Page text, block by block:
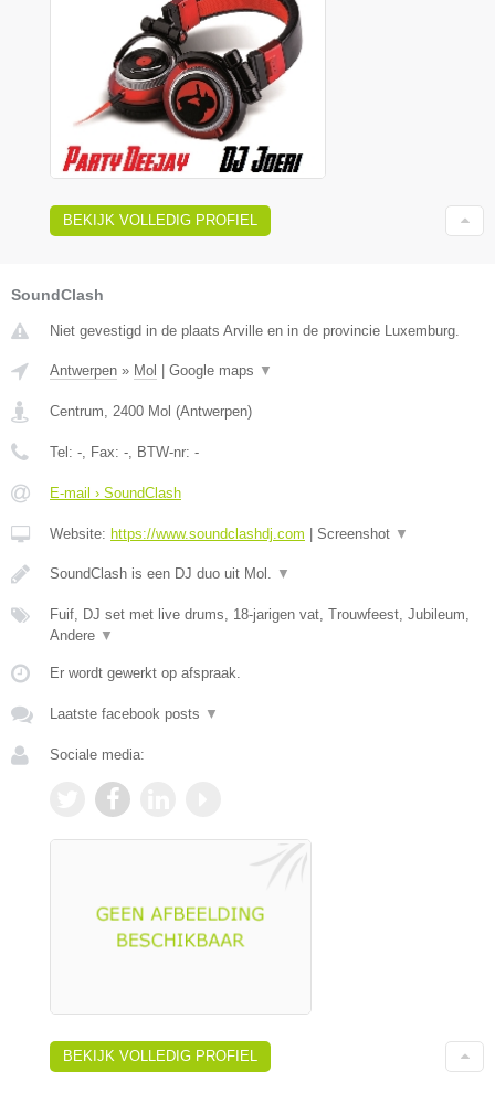
BEKIJK VOLLEDIG PROFIEL
SoundClash
Niet gevestigd in de plaats Arville en in de provincie Luxemburg.
Antwerpen » Mol Google maps ▼
Centrum, 2400 Mol (Antwerpen)
Tel: -, Fax: -, BTW-nr: -
E-mail › SoundClash
Website: https://www.soundclashdj.com Screenshot ▼
SoundClash is een DJ duo uit Mol. ▼
Fuif, DJ set met live drums, 18-jarigen vat, Trouwfeest, Jubileum,
Andere ▼
Er wordt gewerkt op afspraak.
Laatste facebook posts ▼
Sociale media:
BEKIJK VOLLEDIG PROFIEL